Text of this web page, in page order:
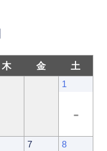
木 金 土
1
-
7 8